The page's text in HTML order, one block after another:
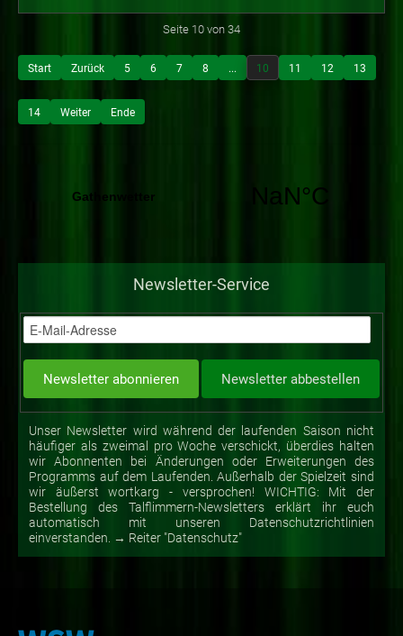
Seite 10 von 34
Start Zurück 5 6 7 8 ... 10 11 12 13
14 Weiter Ende
Newsletter-Service
Unser Newsletter wird während der laufenden Saison nicht
häufiger als zweimal pro Woche verschickt, überdies halten
wir Abonnenten bei Änderungen oder Erweiterungen des
Programms auf dem Laufenden. Außerhalb der Spielzeit sind
wir äußerst wortkarg - versprochen! WICHTIG: Mit der
Bestellung des Talflimmern-Newsletters erklärt ihr euch
automatisch mit unseren Datenschutzrichtlinien
einverstanden. → Reiter "Datenschutz"